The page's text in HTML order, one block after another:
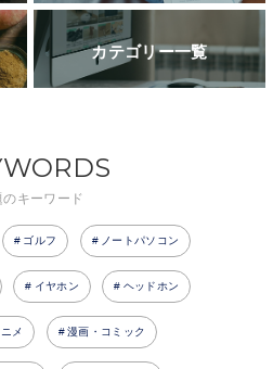
カテゴリー一覧
キーワード
ゴルフ ノートパソコン
イヤホン ヘッドホン
メ 漫画・コミック